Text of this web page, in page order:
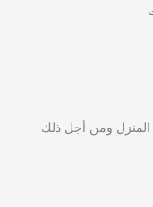
ومن أجل ذلك